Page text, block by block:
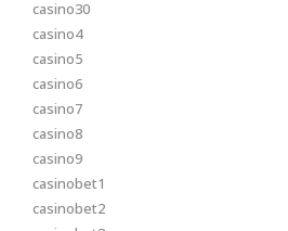
casino30
casino4
casino5
casino6
casino7
casino8
casino9
casinobet1
casinobet2